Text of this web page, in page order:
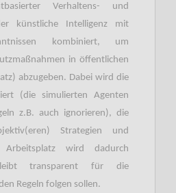
Verhaltens- und
künstliche Intelligenz mit
kombiniert, um
in öffentlichen
abzugeben. Dabei wird die
(die simulierten Agenten
z.B. auch ignorieren), die
Strategien und
wird dadurch
transparent für die
Regeln folgen sollen.